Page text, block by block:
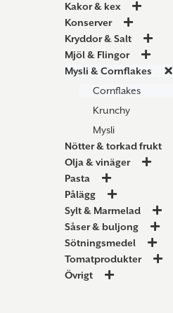
Kakor & kex
Konserver
Kryddor & Salt
Mjöl & Flingor
Mysli & Cornflakes
Cornflakes
Krunchy
Mysli
Nötter & torkad frukt
Olja & vinäger
Pasta
Pålägg
Sylt & Marmelad
Såser & buljong
Sötningsmedel
Tomatprodukter
Övrigt